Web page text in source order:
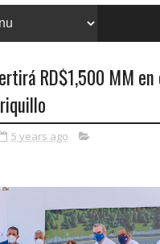
RD$1,500 MM
5 years ago